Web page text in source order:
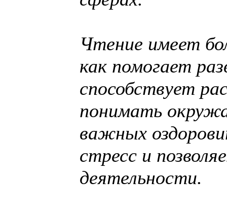
Чтение имеет
как помогает
способствует
понимать
важных
стресс и
деятельности.